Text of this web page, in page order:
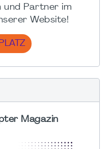
und Partner im
Website!
Magazin